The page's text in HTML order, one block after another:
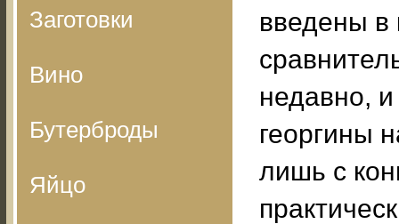
Заготовки
Вино
Бутерброды
Яйцо
введены в
недавно,
георгины
лишь с